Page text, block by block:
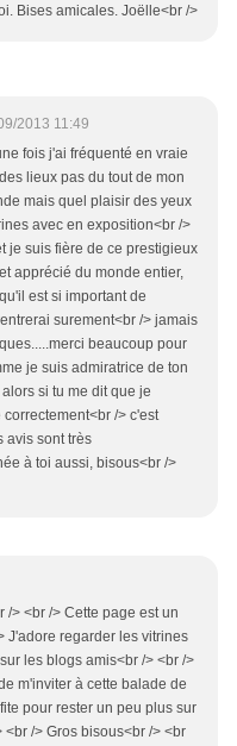
Bises amicales. Joëlle<br />
2013 11:49
fois j'ai fréquenté en vraie
lieux pas du tout de mon
mais quel plaisir des yeux
avec en exposition<br />
je suis fière de ce prestigieux
apprécié du monde entier,
est si important de
surement<br /> jamais
beaucoup pour
je suis admiratrice de ton
si tu me dit que je
/> c'est
avis sont très
à toi aussi, bisous<br />
/> <br /> Cette page est un
J'adore regarder les vitrines
les blogs amis<br /> <br />
m'inviter à cette balade de
pour rester un peu plus sur
/> Gros bisous<br /> <br